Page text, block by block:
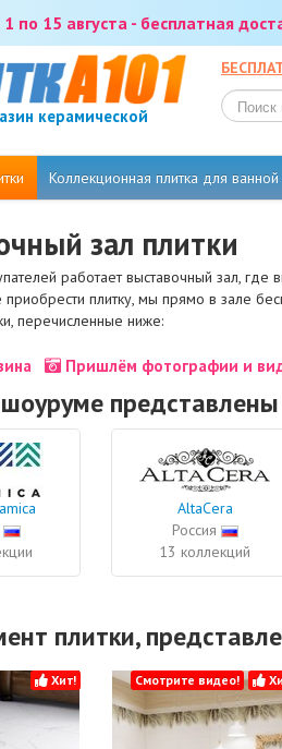
1 по 15 августа - бесплатная
керамической
Коллекционная плитка для
зал плитки
работает выставочный зал,
плитку, мы прямо в зале
перечисленные ниже:
Пришлём фотографии и
AltaCera
Россия
13 коллекций
плитки,
Хит! Смотрите видео!